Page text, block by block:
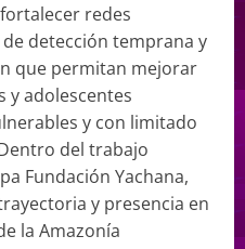
redes
detección temprana y
que permitan mejorar
y adolescentes
y con limitado
del trabajo
Fundación Yachana,
y presencia en
la Amazonía